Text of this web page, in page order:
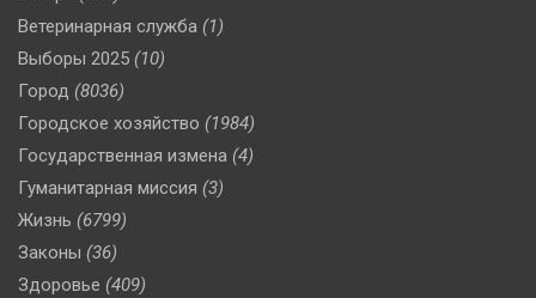
Ветеринарная служба (1)
Выборы 2025 (10)
Город (8036)
Городское хозяйство (1984)
Государственная измена (4)
Гуманитарная миссия (3)
Жизнь (6799)
Законы (36)
Здоровье (409)